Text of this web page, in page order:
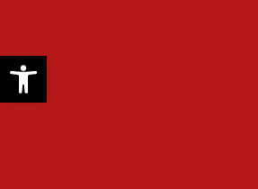
Werkzeugleiste